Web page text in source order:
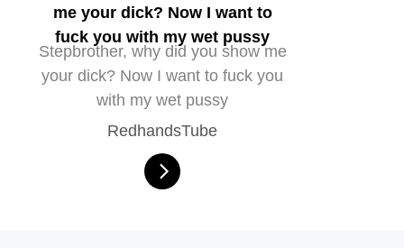
me your dick? Now I want to
fuck you with my wet pussy
Stepbrother, why did you show me
your dick? Now I want to fuck you
with my wet pussy
RedhandsTube